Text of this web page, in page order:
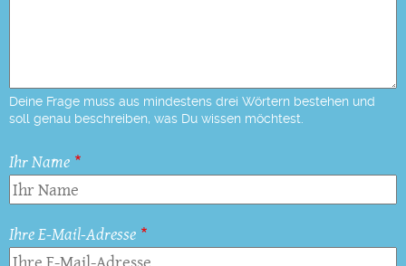
Deine Frage muss aus mindestens drei Wörtern bestehen und
soll genau beschreiben, was Du wissen möchtest.
Ihr Name
Ihre E-Mail-Adresse